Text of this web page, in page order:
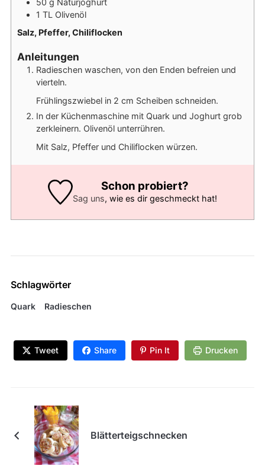
1 TL Olivenöl
Salz, Pfeffer, Chiliflocken
Anleitungen
Radieschen waschen, von den Enden befreien und
vierteln.
Frühlingszwiebel in 2 cm Scheiben schneiden.
In der Küchenmaschine mit Quark und Joghurt grob
zerkleinern. Olivenöl unterrühren.
Mit Salz, Pfeffer und Chiliflocken würzen.
Schon probiert?
Sag uns, wie es dir geschmeckt hat!
Schlagwörter
Quark Radieschen
Tweet Share Pin It Drucken
Blätterteigschnecken